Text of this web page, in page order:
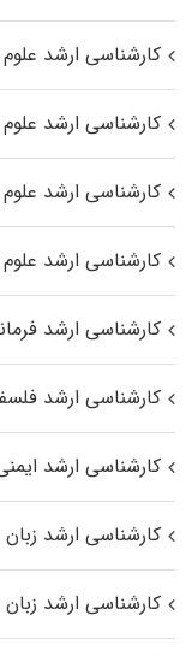
کارشناسی ارشد علوم
کارشناسی ارشد علوم
کارشناسی ارشد
کارشناسی ارشد
کارشناسی ارشد
کارشناسی ارشد
کارشناسی ارشد
کارشناسی ارشد زبان
کارشناسی ارشد